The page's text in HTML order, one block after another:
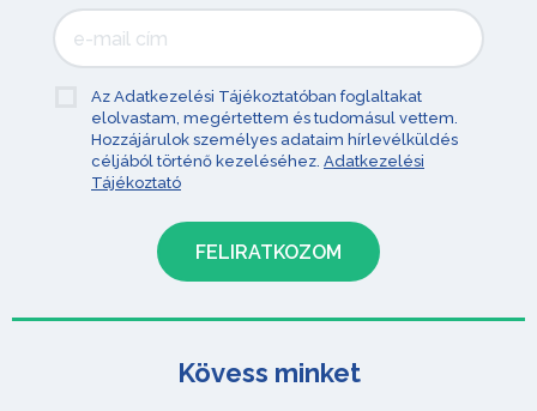
Az Adatkezelési Tájékoztatóban foglaltakat
elolvastam, megértettem és tudomásul vettem.
Hozzájárulok személyes adataim hírlevélküldés
céljából történő kezeléséhez. Adatkezelési
Tájékoztató
Kövess minket